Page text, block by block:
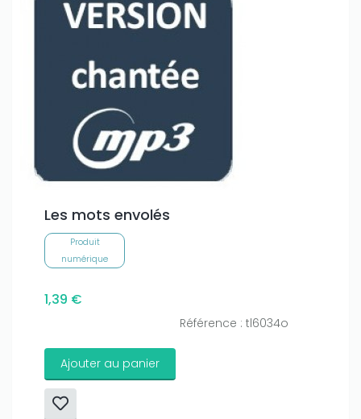
Les mots envolés
Produit
numérique
1,39 €
Référence : tl6034o
Ajouter au panier